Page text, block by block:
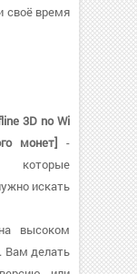
своё время
3D no Wi
монет] -
которые
искать
высоком
Вам делать